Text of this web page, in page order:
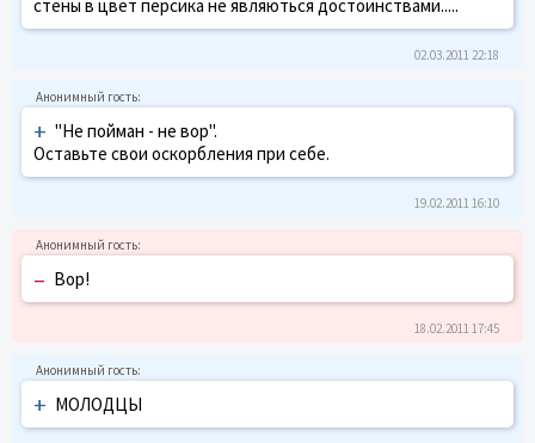
стены в цвет персика не являються достоинствами.....
02.03.2011 22:18
+ "Не пойман - не вор".
Оставьте свои оскорбления при себе.
19.02.2011 16:10
– Вор!
18.02.2011 17:45
+ МОЛОДЦЫ